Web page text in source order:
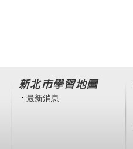
新北市學習地圖
最新消息